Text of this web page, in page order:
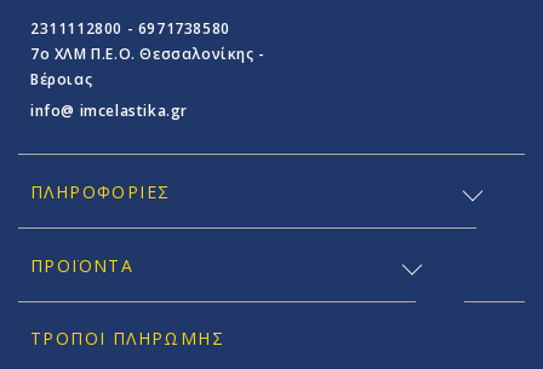
2311112800 - 6971738580
7o ΧΛΜ Π.E.O. Θεσσαλονίκης -
Βέροιας
info@ imcelastika.gr
ΠΛΗΡΟΦΟΡΊΕΣ
ΠΡΟΪΟΝΤΑ
ΤΡΌΠΟΙ ΠΛΗΡΩΜΉΣ